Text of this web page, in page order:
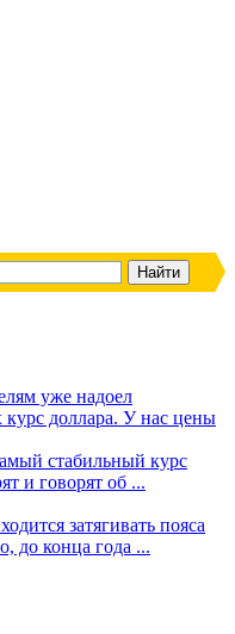
уже надоел
доллара. У нас цены
стабильный курс
и говорят об ...
затягивать пояса
до конца года ...